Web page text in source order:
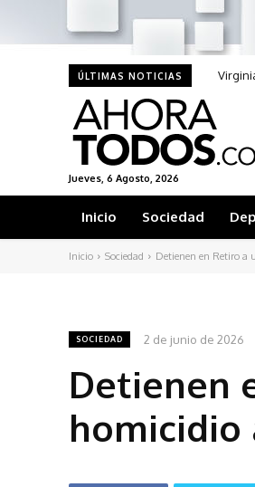
ÚLTIMAS NOTICIAS
Jueves, 6 Agosto, 2026
Inicio Sociedad
Inicio Sociedad Detienen en Retiro a
SOCIEDAD 2 de junio de 2026
Detienen
homicidio